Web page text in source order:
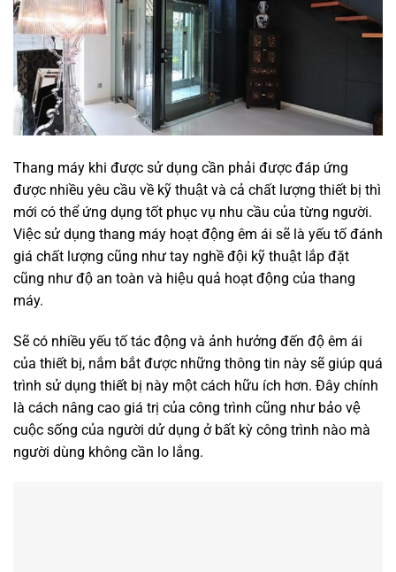
Thang máy khi được sử dụng cần phải được đáp ứng
được nhiều yêu cầu về kỹ thuật và cả chất lượng thiết bị thì
mới có thể ứng dụng tốt phục vụ nhu cầu của từng người.
Việc sử dụng thang máy hoạt động êm ái sẽ là yếu tố đánh
giá chất lượng cũng như tay nghề đội kỹ thuật lắp đặt
cũng như độ an toàn và hiệu quả hoạt động của thang
máy.
Sẽ có nhiều yếu tố tác động và ảnh hưởng đến độ êm ái
của thiết bị, nắm bắt được những thông tin này sẽ giúp quá
trình sử dụng thiết bị này một cách hữu ích hơn. Đây chính
là cách nâng cao giá trị của công trình cũng như bảo vệ
cuộc sống của người dử dụng ở bất kỳ công trình nào mà
người dùng không cần lo lắng.